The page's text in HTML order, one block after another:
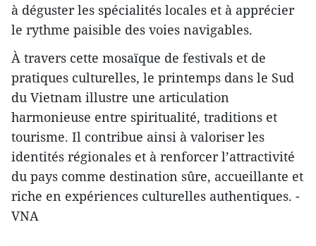
à déguster les spécialités locales et à apprécier
le rythme paisible des voies navigables.
À travers cette mosaïque de festivals et de
pratiques culturelles, le printemps dans le Sud
du Vietnam illustre une articulation
harmonieuse entre spiritualité, traditions et
tourisme. Il contribue ainsi à valoriser les
identités régionales et à renforcer l’attractivité
du pays comme destination sûre, accueillante et
riche en expériences culturelles authentiques. -
VNA